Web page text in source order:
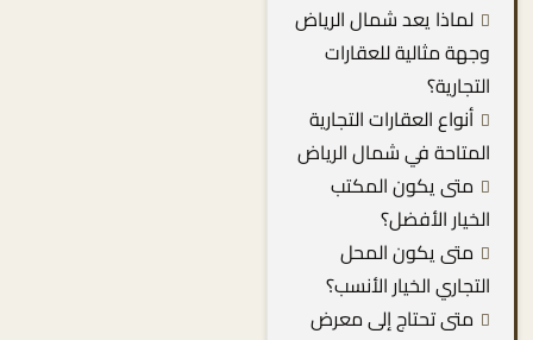
لماذا يعد شمال الرياض
وجهة مثالية للعقارات
التجارية؟
أنواع العقارات التجارية
المتاحة في شمال الرياض
متى يكون المكتب
الخيار الأفضل؟
متى يكون المحل
التجاري الخيار الأنسب؟
متى تحتاج إلى معرض